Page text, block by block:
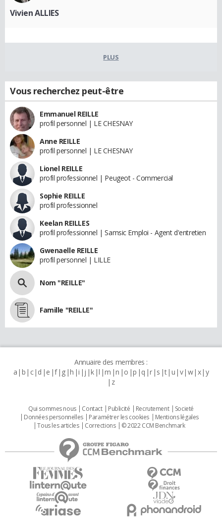
Vivien ALLIES
PLUS
Vous recherchez peut-être
Emmanuel REILLE
profil personnel | LE CHESNAY
Anne REILLE
profil personnel | LE CHESNAY
Lionel REILLE
profil professionnel | Peugeot - Commercial
Sophie REILLE
profil professionnel
Keelan REILLES
profil professionnel | Samsic Emploi - Agent d'entretien
Gwenaelle REILLE
profil personnel | LILLE
Nom "REILLE"
Famille "REILLE"
Annuaire des membres :
a b c d e f g h i j k l m n o p q r s t u v w x y
z
Qui sommes nous Contact Publicité Recrutement
Societé
Données personnelles
Paramétrer les cookies
Mentions légales
Tous les articles
Corrections © 2022 CCM Benchmark